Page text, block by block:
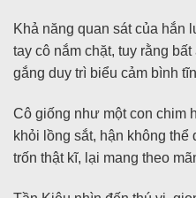
Khả năng quan sát của hắn
tay cô nắm chặt, tuy rằng
gắng duy trì biểu cảm bình
Cô giống như một con chim
khỏi lồng sắt, hận không
trốn thật kĩ, lại mang theo